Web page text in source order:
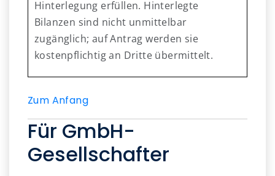
Hinterlegung erfüllen. Hinterlegte
Bilanzen sind nicht unmittelbar
zugänglich; auf Antrag werden sie
kostenpflichtig an Dritte übermittelt.
Zum Anfang
Für GmbH-
Gesellschafter